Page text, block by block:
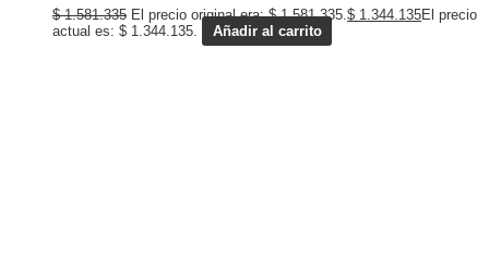
$1.581.335 El precio original era: $ 1.581.335.$ 1.344.135El precio
actual es: $ 1.344.135.
Añadir al carrito